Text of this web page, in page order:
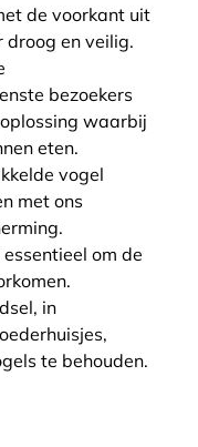
de voorkant uit
en veilig.
bezoekers
waarbij
eten.
vogel
met ons
om de
in
te behouden.